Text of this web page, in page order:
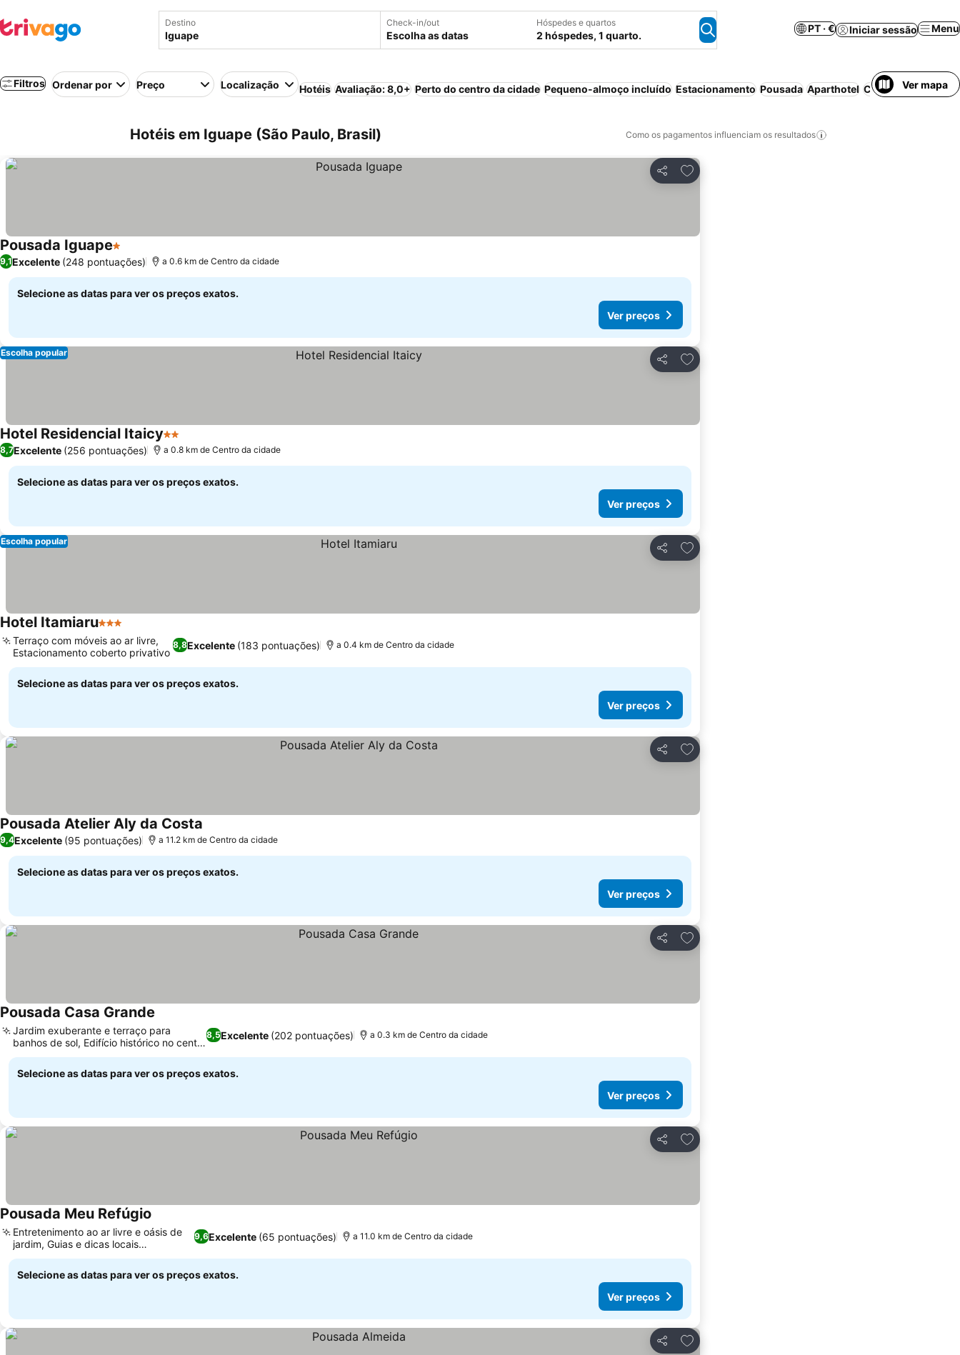
Destino Check-in/out
Escolha as datas
Hóspedes e quartos
2 hóspedes, 1 quarto.
PT · € Iniciar sessão Menu
Filtros Ordenar por Preço Localização Hotéis Avaliação: 8,0+ Perto do centro da cidade Pequeno-almoço incluído Estacionamento Pousada Aparthotel Casa/apartamento
Ver mapa
Hotéis em Iguape (São Paulo, Brasil) Como os pagamentos influenciam os resultados
Partilhar
Adicionar aos favoritos
Pousada Iguape1 Estrelas
9,1Excelente (248 pontuações) a 0.6 km de Centro da cidade
Selecione as datas para ver os preços exatos.
Ver preços
Partilhar
Adicionar aos favoritos
Escolha popular
Hotel Residencial Itaicy2 Estrelas
8,7Excelente (256 pontuações) a 0.8 km de Centro da cidade
Selecione as datas para ver os preços exatos.
Ver preços
Partilhar
Adicionar aos favoritos
Escolha popular
Hotel Itamiaru3 Estrelas
8,8Excelente (183 pontuações)
Terraço com móveis ao ar livre,
Estacionamento coberto privativo
a 0.4 km de Centro da cidade
Selecione as datas para ver os preços exatos.
Ver preços
Partilhar
Adicionar aos favoritos
Pousada Atelier Aly da Costa
9,4Excelente (95 pontuações) a 11.2 km de Centro da cidade
Selecione as datas para ver os preços exatos.
Ver preços
Partilhar
Adicionar aos favoritos
Pousada Casa Grande
8,5Excelente (202 pontuações)
Jardim exuberante e terraço para
banhos de sol, Edifício histórico no centro
da cidade
a 0.3 km de Centro da cidade
Selecione as datas para ver os preços exatos.
Ver preços
Partilhar
Adicionar aos favoritos
Pousada Meu Refúgio
9,6Excelente (65 pontuações)
Entretenimento ao ar livre e oásis de
jardim, Guias e dicas locais
selecionadas
a 11.0 km de Centro da cidade
Selecione as datas para ver os preços exatos.
Ver preços
Partilhar
Adicionar aos favoritos